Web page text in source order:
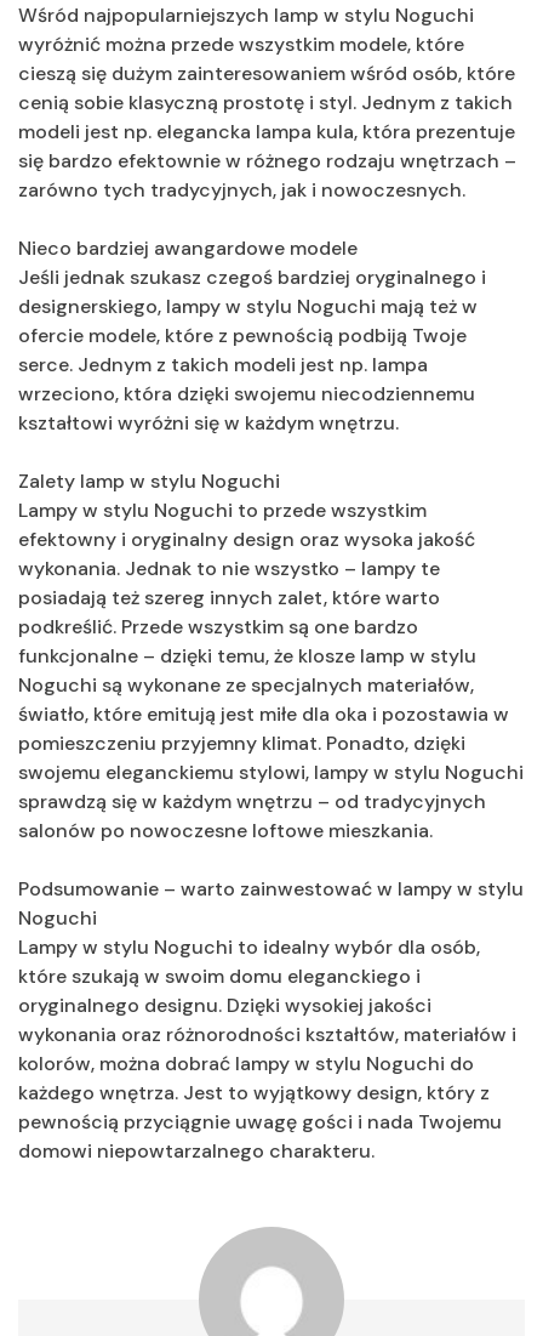
Wśród najpopularniejszych lamp w stylu Noguchi
wyróżnić można przede wszystkim modele, które
cieszą się dużym zainteresowaniem wśród osób, które
cenią sobie klasyczną prostotę i styl. Jednym z takich
modeli jest np. elegancka lampa kula, która prezentuje
się bardzo efektownie w różnego rodzaju wnętrzach –
zarówno tych tradycyjnych, jak i nowoczesnych.
Nieco bardziej awangardowe modele
Jeśli jednak szukasz czegoś bardziej oryginalnego i
designerskiego, lampy w stylu Noguchi mają też w
ofercie modele, które z pewnością podbiją Twoje
serce. Jednym z takich modeli jest np. lampa
wrzeciono, która dzięki swojemu niecodziennemu
kształtowi wyróżni się w każdym wnętrzu.
Zalety lamp w stylu Noguchi
Lampy w stylu Noguchi to przede wszystkim
efektowny i oryginalny design oraz wysoka jakość
wykonania. Jednak to nie wszystko – lampy te
posiadają też szereg innych zalet, które warto
podkreślić. Przede wszystkim są one bardzo
funkcjonalne – dzięki temu, że klosze lamp w stylu
Noguchi są wykonane ze specjalnych materiałów,
światło, które emitują jest miłe dla oka i pozostawia w
pomieszczeniu przyjemny klimat. Ponadto, dzięki
swojemu eleganckiemu stylowi, lampy w stylu Noguchi
sprawdzą się w każdym wnętrzu – od tradycyjnych
salonów po nowoczesne loftowe mieszkania.
Podsumowanie – warto zainwestować w lampy w stylu
Noguchi
Lampy w stylu Noguchi to idealny wybór dla osób,
które szukają w swoim domu eleganckiego i
oryginalnego designu. Dzięki wysokiej jakości
wykonania oraz różnorodności kształtów, materiałów i
kolorów, można dobrać lampy w stylu Noguchi do
każdego wnętrza. Jest to wyjątkowy design, który z
pewnością przyciągnie uwagę gości i nada Twojemu
domowi niepowtarzalnego charakteru.